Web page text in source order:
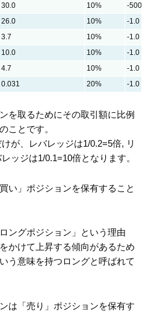
30.0 10%
-500.0
26.0 10%
-1.0
3.7 10%
-1.0
10.0 10%
-1.0
4.7 10%
-1.0
0.031 20% -1.0
を取るためにその取引額に比例
ことです。
が、レバレッジは1/0.2=5倍, リ
ッジは1/0.1=10倍となります。
い」ポジションを保有すること
ングポジション」という理由
かけて上昇する傾向があるため
う意味を持つロングと呼ばれて
は「売り」ポジションを保有す